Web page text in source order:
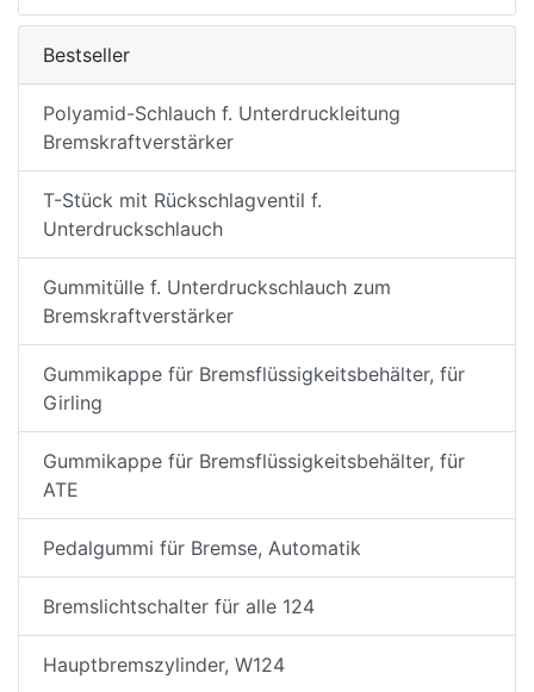
Bestseller
Polyamid-Schlauch f. Unterdruckleitung
Bremskraftverstärker
T-Stück mit Rückschlagventil f.
Unterdruckschlauch
Gummitülle f. Unterdruckschlauch zum
Bremskraftverstärker
Gummikappe für Bremsflüssigkeitsbehälter, für
Girling
Gummikappe für Bremsflüssigkeitsbehälter, für
ATE
Pedalgummi für Bremse, Automatik
Bremslichtschalter für alle 124
Hauptbremszylinder, W124